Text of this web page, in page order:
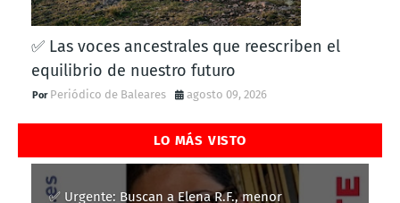
✅ Las voces ancestrales que reescriben el
equilibrio de nuestro futuro
Periódico de Baleares agosto 09, 2026
LO MÁS VISTO
✅ Urgente: Buscan a Elena R.F., menor